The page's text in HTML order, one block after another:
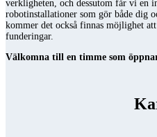
verkligheten, och dessutom får vi en
robotinstallationer som gör både dig
kommer det också finnas möjlighet
funderingar.
Välkomna till en timme som